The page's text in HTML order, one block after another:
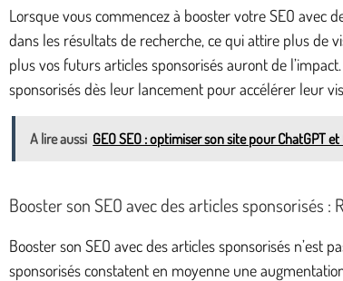
Lorsque vous commencez à booster votre SEO avec
dans les résultats de recherche, ce qui attire plus de
plus vos futurs articles sponsorisés auront de
sponsorisés dès leur lancement pour accélérer leur
A lire aussi GEO SEO : optimiser son site pour ChatGPT
Booster son SEO avec des articles sponsorisés :
Booster son SEO avec des articles sponsorisés n’est
sponsorisés constatent en moyenne une